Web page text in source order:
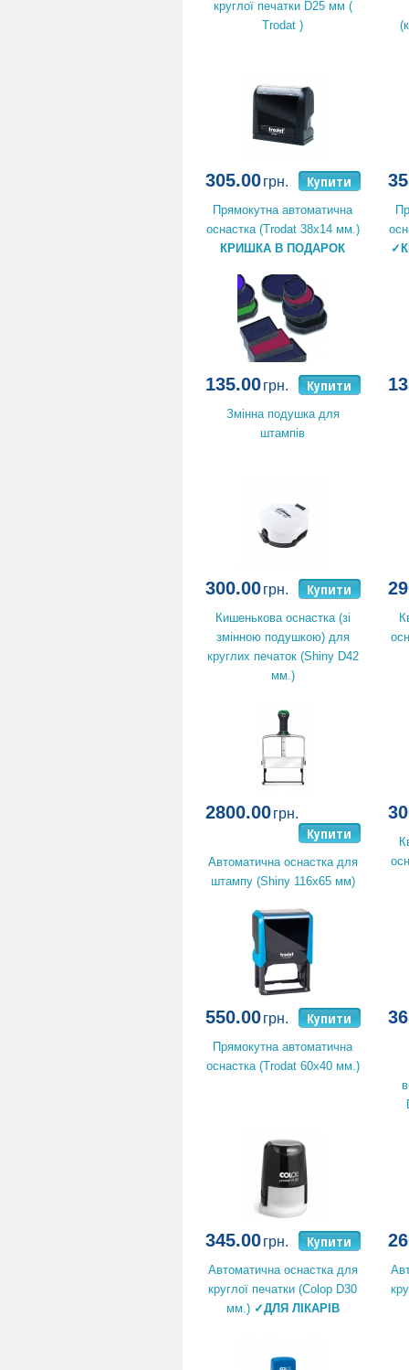
круглої печатки D25 мм (
Trodat )
305.00грн. Купити
Прямокутна автоматична
оснастка (Trodat 38x14 мм.)
КРИШКА В ПОДАРОК
135.00грн. Купити
Змінна подушка для
штампів
300.00грн. Купити
Кишенькова оснастка (зі
змінною подушкою) для
круглих печаток (Shiny D42
мм.)
2800.00грн.
Купити
Автоматична оснастка для
штампу (Shiny 116x65 мм)
550.00грн. Купити
Прямокутна автоматична
оснастка (Trodat 60x40 мм.)
345.00грн. Купити
Автоматична оснастка для
круглої печатки (Colop D30
мм.) ✓ДЛЯ ЛІКАРІВ